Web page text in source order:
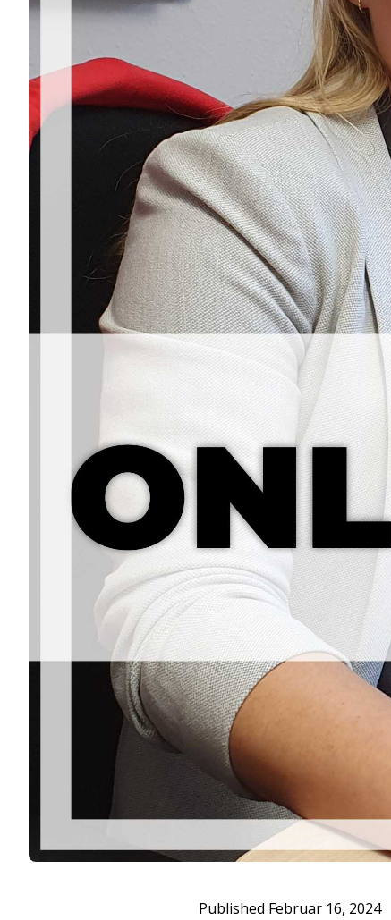
Published Februar 16, 2024